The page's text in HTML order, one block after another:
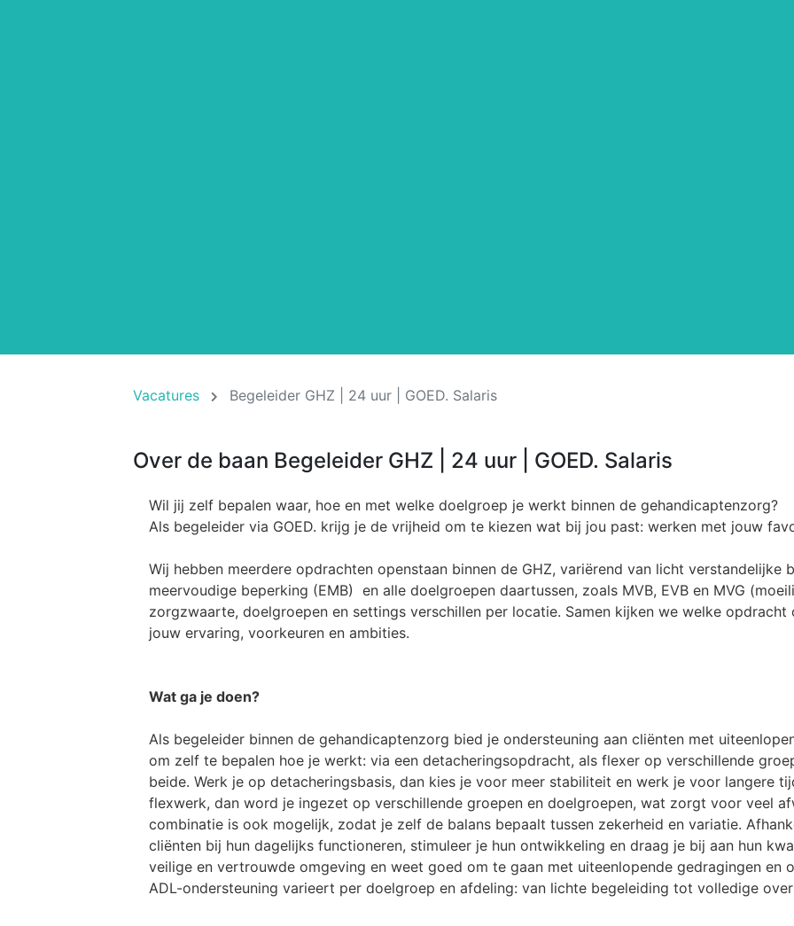
Vacatures Begeleider GHZ | 24 uur | GOED. Salaris
Over de baan Begeleider GHZ | 24 uur | GOED. Salaris
Wil jij zelf bepalen waar, hoe en met welke doelgroep je werkt binnen de gehandicaptenzorg?
Als begeleider via GOED. krijg je de vrijheid om te kiezen wat bij jou past: werken met jouw
Wij hebben meerdere opdrachten openstaan binnen de GHZ, variërend van licht verstandelijke
meervoudige beperking (EMB) en alle doelgroepen daartussen, zoals MVB, EVB en MVG
zorgzwaarte, doelgroepen en settings verschillen per locatie. Samen kijken we welke
jouw ervaring, voorkeuren en ambities.
Wat ga je doen?
Als begeleider binnen de gehandicaptenzorg bied je ondersteuning aan cliënten met
om zelf te bepalen hoe je werkt: via een detacheringsopdracht, als flexer op verschillende
beide. Werk je op detacheringsbasis, dan kies je voor meer stabiliteit en werk je voor langere
flexwerk, dan word je ingezet op verschillende groepen en doelgroepen, wat zorgt voor veel
combinatie is ook mogelijk, zodat je zelf de balans bepaalt tussen zekerheid en variatie.
cliënten bij hun dagelijks functioneren, stimuleer je hun ontwikkeling en draag je bij aan hun
veilige en vertrouwde omgeving en weet goed om te gaan met uiteenlopende gedragingen en
ADL-ondersteuning varieert per doelgroep en afdeling: van lichte begeleiding tot volledige